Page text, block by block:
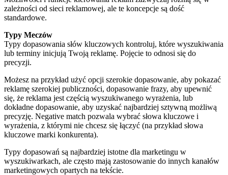
zależności od sieci reklamowej, ale te koncepcje są dość
standardowe.
Typy Meczów
Typy dopasowania słów kluczowych kontroluj, które wyszukiwania
lub terminy inicjują Twoją reklamę. Pojęcie to odnosi się do
precyzji.
Możesz na przykład użyć opcji szerokie dopasowanie, aby pokazać
reklamę szerokiej publiczności, dopasowanie frazy, aby upewnić
się, że reklama jest częścią wyszukiwanego wyrażenia, lub
dokładne dopasowanie, aby uzyskać najbardziej sztywną możliwą
precyzję. Negative match pozwala wybrać słowa kluczowe i
wyrażenia, z którymi nie chcesz się łączyć (na przykład słowa
kluczowe marki konkurenta).
Typy dopasowań są najbardziej istotne dla marketingu w
wyszukiwarkach, ale często mają zastosowanie do innych kanałów
marketingowych opartych na tekście.